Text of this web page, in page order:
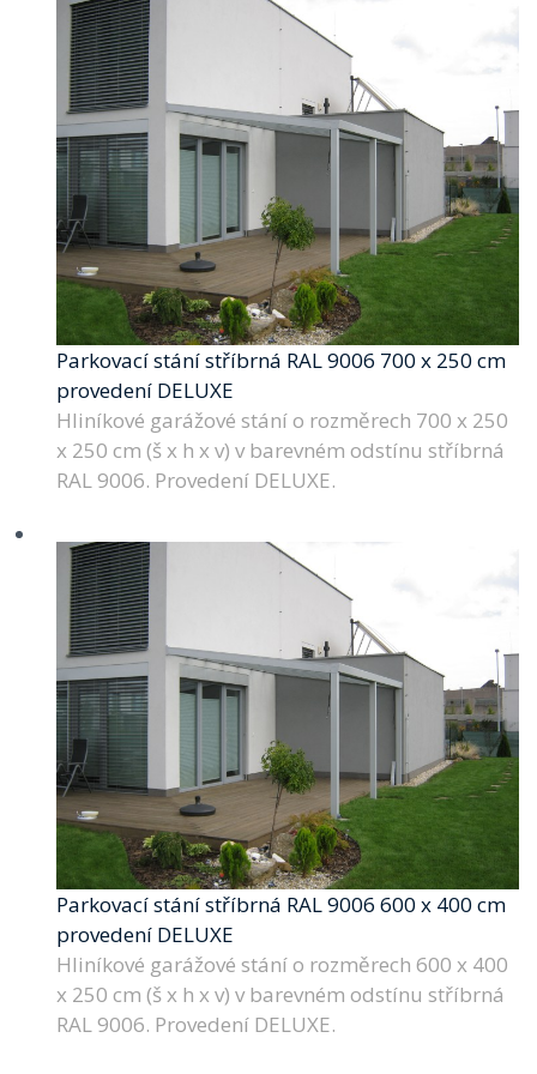
Parkovací stání stříbrná RAL 9006 700 x 250 cm
provedení DELUXE
Hliníkové garážové stání o rozměrech 700 x 250
x 250 cm (š x h x v) v barevném odstínu stříbrná
RAL 9006. Provedení DELUXE.
Parkovací stání stříbrná RAL 9006 600 x 400 cm
provedení DELUXE
Hliníkové garážové stání o rozměrech 600 x 400
x 250 cm (š x h x v) v barevném odstínu stříbrná
RAL 9006. Provedení DELUXE.